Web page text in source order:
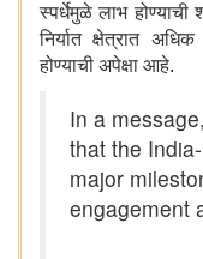
स्पर्धेमुळे लाभ
निर्यात क्षेत्रात
होण्याची अपेक्षा आहे.
In a
that the
major
engagement